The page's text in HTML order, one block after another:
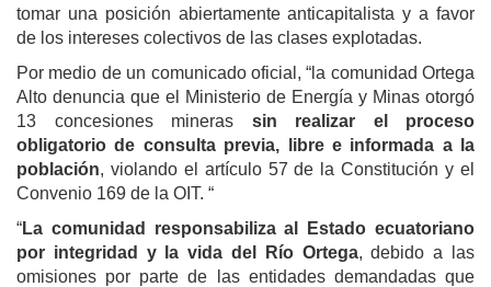
tomar una posición abiertamente anticapitalista y a favor
de los intereses colectivos de las clases explotadas.
Por medio de un comunicado oficial, “la comunidad Ortega
Alto denuncia que el Ministerio de Energía y Minas otorgó
13 concesiones mineras sin realizar el proceso
obligatorio de consulta previa, libre e informada a la
población, violando el artículo 57 de la Constitución y el
Convenio 169 de la OIT. “
“La comunidad responsabiliza al Estado ecuatoriano
por integridad y la vida del Río Ortega, debido a las
omisiones por parte de las entidades demandadas que